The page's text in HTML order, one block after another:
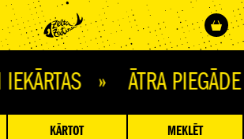
» ĀTRA PIEGĀDE »
KĀRTOT MEKLĒT